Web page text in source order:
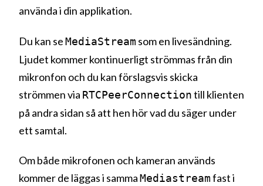
använda i din applikation.
Du kan seMediaStream som en livesändning.
Ljudet kommer kontinuerligt strömmas från din
mikronfon och du kan förslagsvis skicka
strömmen via RTCPeerConnectiontill klienten
på andra sidan så att hen hör vad du säger under
ett samtal.
Om både mikrofonen och kameran används
kommer de läggas i sammaMediastreamfast i